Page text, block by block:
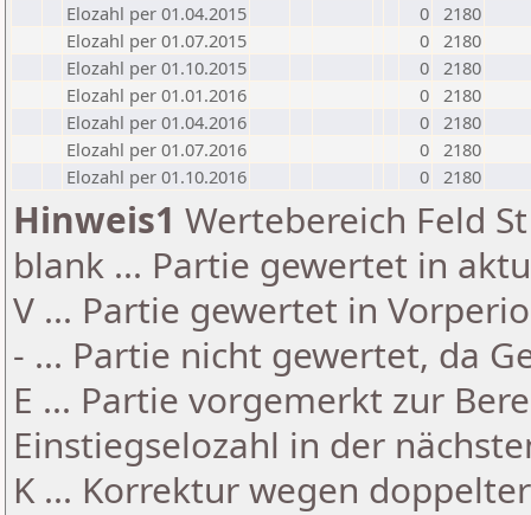
Elozahl per 01.04.2015
0 2180
Elozahl per 01.07.2015
0 2180
Elozahl per 01.10.2015
0 2180
Elozahl per 01.01.2016
0 2180
Elozahl per 01.04.2016
0 2180
Elozahl per 01.07.2016
0 2180
Elozahl per 01.10.2016
0 2180
Hinweis1 Wertebereich Feld
blank ... Partie gewertet in
V ... Partie gewertet in
- ... Partie nicht gewertet, da
E ... Partie vorgemerkt zur
Einstiegselozahl in der
K ... Korrektur wegen